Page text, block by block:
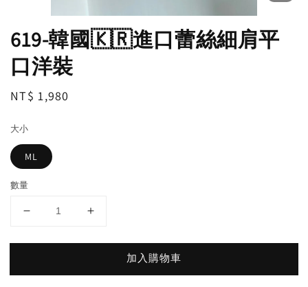
619-韓國🇰🇷進口蕾絲細肩平
口洋裝
Regular
NT$ 1,980
大小
ML
數量
加入購物車